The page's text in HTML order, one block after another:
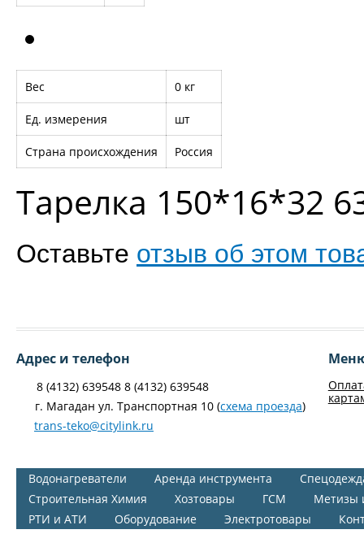
Вес 0 кг
Ед. измерения шт
Страна происхождения Россия
Тарелка 150*16*32
Оставьте отзыв об этом
Адрес и телефон
8 (4132) 639548 8 (4132) 639548
г. Магадан ул. Транспортная 10 (схема проезда)
trans-teko@citylink.ru
Водонагреватели Аренда инструмента
Строительная Химия
Хозтовары ГСМ
Метизы
РТИ и АТИ
Оборудование Электротовары